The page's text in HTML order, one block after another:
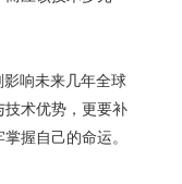
响未来几年全球
技术优势，更要补
握自己的命运。